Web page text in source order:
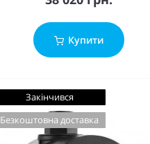
Купити
Закінчився
Безкоштовна доставка